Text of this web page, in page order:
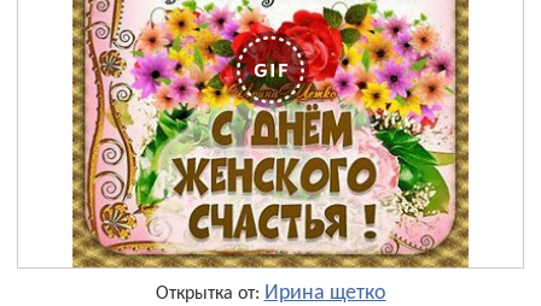
Открытка от: Ирина щетко